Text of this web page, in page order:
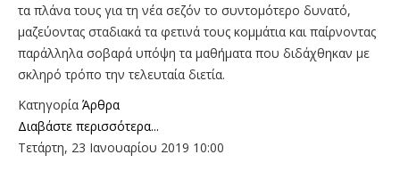
τα πλάνα τους για τη νέα σεζόν το συντομότερο δυνατό,
μαζεύοντας σταδιακά τα φετινά τους κομμάτια και παίρνοντας
παράλληλα σοβαρά υπόψη τα μαθήματα που διδάχθηκαν με
σκληρό τρόπο την τελευταία διετία.
Κατηγορία Άρθρα
Διαβάστε περισσότερα...
Τετάρτη, 23 Ιανουαρίου 2019 10:00